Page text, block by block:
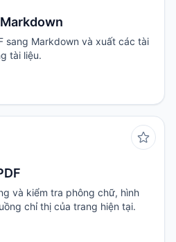
sang Markdown và xuất các tài
tài liệu.
và kiểm tra phông chữ, hình
chỉ thị của trang hiện tại.